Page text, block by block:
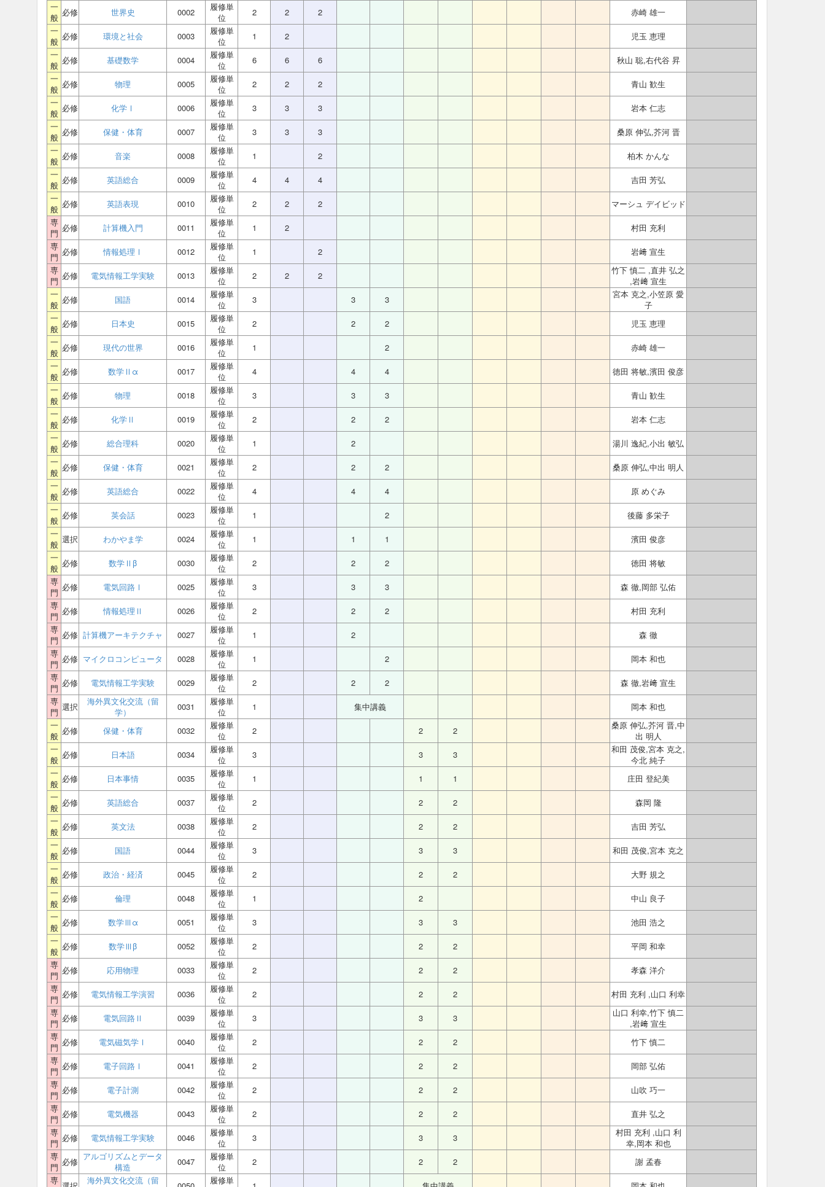
一
般 必修 世界史 0002
履修単
位
2 2 2
赤崎 雄一
一
般 必修 環境と社会 0003
履修単
位
1 2
児玉 恵理
一
般 必修 基礎数学 0004
履修単
位
6 6 6
秋山 聡,右代谷 昇
一
般 必修 物理 0005
履修単
位
2 2 2
青山 歓生
一
般 必修 化学Ⅰ 0006
履修単
位
3 3 3
岩本 仁志
一
般 必修 保健・体育 0007
履修単
位
3 3 3
桑原 伸弘,芥河 晋
一
般 必修 音楽 0008
履修単
位
1 2
柏木 かんな
一
般 必修 英語総合 0009
履修単
位
4 4 4
吉田 芳弘
一
般 必修 英語表現 0010
履修単
位
2 2 2
マーシュ デイビッド
専
門 必修 計算機入門 0011
履修単
位
1 2
村田 充利
専
門 必修 情報処理Ⅰ 0012
履修単
位
1 2
岩﨑 宣生
専
門 必修 電気情報工学実験 0013
履修単
位
2 2 2
竹下 慎二 ,直井 弘之
,岩﨑 宣生
一
般 必修 国語 0014
履修単
位
3 3 3
宮本 克之,小笠原 愛
子
一
般 必修 日本史 0015
履修単
位
2 2 2
児玉 恵理
一
般 必修 現代の世界 0016
履修単
位
1 2
赤崎 雄一
一
般 必修 数学Ⅱα 0017
履修単
位
4 4 4
徳田 将敏,濱田 俊彦
一
般 必修 物理 0018
履修単
位
3 3 3
青山 歓生
一
般 必修 化学Ⅱ 0019
履修単
位
2 2 2
岩本 仁志
一
般 必修 総合理科 0020
履修単
位
1 2
湯川 逸紀,小出 敏弘
一
般 必修 保健・体育 0021
履修単
位
2 2 2
桑原 伸弘,中出 明人
一
般 必修 英語総合 0022
履修単
位
4 4 4
原 めぐみ
一
般 必修 英会話 0023
履修単
位
1 2
後藤 多栄子
一
般 選択 わかやま学 0024
履修単
位
1 1 1
濱田 俊彦
一
般 必修 数学Ⅱβ 0030
履修単
位
2 2 2
徳田 将敏
専
門 必修 電気回路Ⅰ 0025
履修単
位
3 3 3
森 徹,岡部 弘佑
専
門 必修 情報処理Ⅱ 0026
履修単
位
2 2 2
村田 充利
専
門 必修 計算機アーキテクチャ 0027
履修単
位
1 2
森 徹
専
門 必修 マイクロコンピュータ 0028
履修単
位
1 2
岡本 和也
専
門 必修 電気情報工学実験 0029
履修単
位
2 2 2
森 徹,岩﨑 宣生
専
門 選択
海外異文化交流（留
学）
0031
履修単
位
1 集中講義
岡本 和也
一
般 必修 保健・体育 0032
履修単
位
2 2 2
桑原 伸弘,芥河 晋,中
出 明人
一
般 必修 日本語 0034
履修単
位
3 3 3
和田 茂俊,宮本 克之,
今北 純子
一
般 必修 日本事情 0035
履修単
位
1 1 1
庄田 登紀美
一
般 必修 英語総合 0037
履修単
位
2 2 2
森岡 隆
一
般 必修 英文法 0038
履修単
位
2 2 2
吉田 芳弘
一
般 必修 国語 0044
履修単
位
3 3 3
和田 茂俊,宮本 克之
一
般 必修 政治・経済 0045
履修単
位
2 2 2
大野 規之
一
般 必修 倫理 0048
履修単
位
1 2
中山 良子
一
般 必修 数学Ⅲα 0051
履修単
位
3 3 3
池田 浩之
一
般 必修 数学Ⅲβ 0052
履修単
位
2 2 2
平岡 和幸
専
門 必修 応用物理 0033
履修単
位
2 2 2
孝森 洋介
専
門 必修 電気情報工学演習 0036
履修単
位
2 2 2
村田 充利 ,山口 利幸
専
門 必修 電気回路Ⅱ 0039
履修単
位
3 3 3
山口 利幸,竹下 慎二
,岩﨑 宣生
専
門 必修 電気磁気学Ⅰ 0040
履修単
位
2 2 2
竹下 慎二
専
門 必修 電子回路Ⅰ 0041
履修単
位
2 2 2
岡部 弘佑
専
門 必修 電子計測 0042
履修単
位
2 2 2
山吹 巧一
専
門 必修 電気機器 0043
履修単
位
2 2 2
直井 弘之
専
門 必修 電気情報工学実験 0046
履修単
位
3 3 3
村田 充利 ,山口 利
幸,岡本 和也
専
門 必修 アルゴリズムとデータ
構造
0047
履修単
位
2 2 2
謝 孟春
専
海外異文化交流（留
履修単